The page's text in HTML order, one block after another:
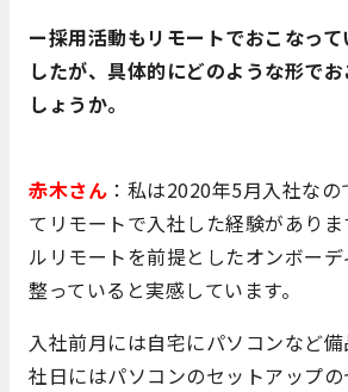
ー採用活動もリモートでおこなっ
したが、具体的にどのような形で
しょうか。
赤木さん ：私は2020年5月入社な
てリモートで入社した経験があり
ルリモートを前提としたオンボー
整っていると実感しています。
入社前月には自宅にパソコンなど
社日にはパソコンのセットアップ